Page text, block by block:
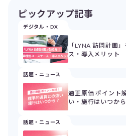
ピックアップ記事
デジタル・DX
「LYNA 訪問計画
ス・導入メリット
話題・ニュース
適正原価 ポイント
い・施行はいつから
話題・ニュース